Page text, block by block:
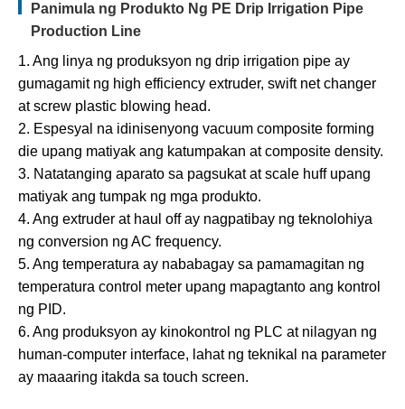
Panimula ng Produkto Ng PE Drip Irrigation Pipe
Production Line
1. Ang linya ng produksyon ng drip irrigation pipe ay
gumagamit ng high efficiency extruder, swift net changer
at screw plastic blowing head.
2. Espesyal na idinisenyong vacuum composite forming
die upang matiyak ang katumpakan at composite density.
3. Natatanging aparato sa pagsukat at scale huff upang
matiyak ang tumpak ng mga produkto.
4. Ang extruder at haul off ay nagpatibay ng teknolohiya
ng conversion ng AC frequency.
5. Ang temperatura ay nababagay sa pamamagitan ng
temperatura control meter upang mapagtanto ang kontrol
ng PID.
6. Ang produksyon ay kinokontrol ng PLC at nilagyan ng
human-computer interface, lahat ng teknikal na parameter
ay maaaring itakda sa touch screen.